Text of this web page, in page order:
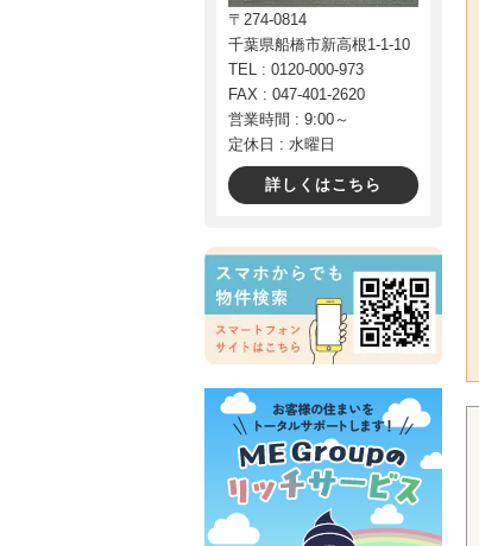
〒274-0814
千葉県船橋市新高根1-1-10
TEL : 0120-000-973
FAX : 047-401-2620
営業時間 : 9:00～
定休日 : 水曜日
詳しくはこちら